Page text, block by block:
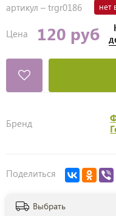
артикул – trgr0186 нет
Цена 120 руб
Бренд
Поделиться
Выбрать